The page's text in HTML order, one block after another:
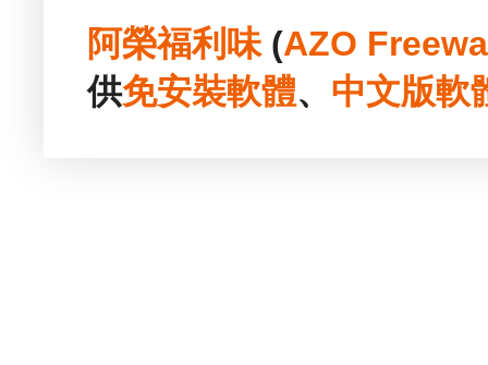
阿榮福利味(AZO
供免安裝軟體、 中文版軟